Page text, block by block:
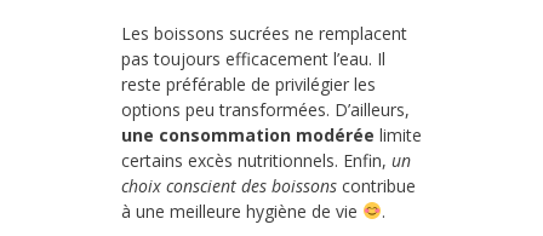
Les boissons sucrées ne remplacent
pas toujours efficacement l’eau. Il
reste préférable de privilégier les
options peu transformées. D’ailleurs,
une consommation modérée limite
certains excès nutritionnels. Enfin, un
choix conscient des boissons contribue
à une meilleure hygiène de vie
.